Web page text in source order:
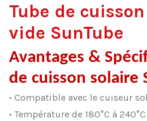
Tube de
vide SunTube
Avantages &
de cuisson solaire
• Compatible avec le cuiseur
• Température de 180°C à 240°C